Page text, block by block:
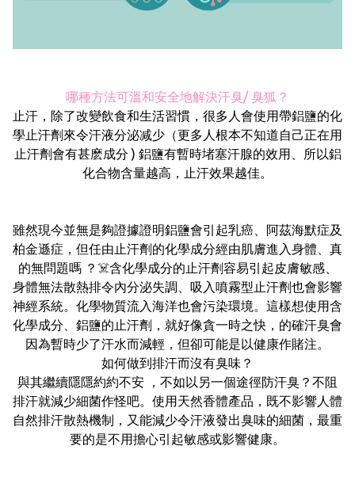
哪種方法可溫和安全地解決汗臭/ 臭狐？
止汗，除了改變飲食和生活習慣，很多人會使用帶鋁鹽的化
學止汗劑來令汗液分泌减少（更多人根本不知道自己正在用
止汗劑會有甚麽成分 ) 鋁鹽有暫時堵塞汗腺的效用、所以鋁
化合物含量越高，止汗效果越佳。
雖然現今並無是夠證據證明鋁鹽會引起乳癌、阿茲海默症及
柏金遜症，但任由止汗劑的化學成分經由肌膚進入身體、真
的無問題嗎 ？☠️含化學成分的止汗劑容易引起皮膚敏感、
身體無法散熱排令內分泌失調、吸入噴霧型止汗劑也會影響
神經系統。化學物質流入海洋也會污染環境。這樣想使用含
化學成分、鋁鹽的止汗劑，就好像貪一時之快，的確汗臭會
因為暫時少了汗水而減輕，但卻可能是以健康作賭注。
如何做到排汗而沒有臭味？
與其繼續隱隱約約不安 ，不如以另一個途徑防汗臭？不阻
排汗就減少細菌作怪吧。使用天然香體產品，既不影響人體
自然排汗散熱機制，又能減少令汗液發出臭味的細菌，最重
要的是不用擔心引起敏感或影響健康。